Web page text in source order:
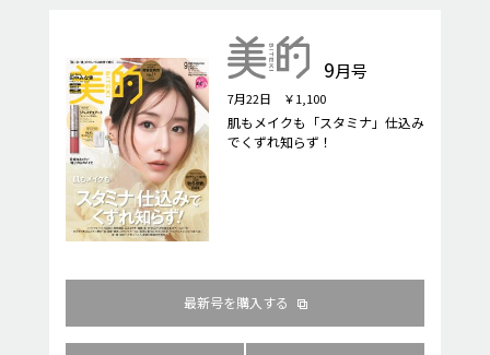
9月号
7月22日 ￥1,100
肌もメイクも「スタミナ」仕込み
でくずれ知らず！
最新号を購入する